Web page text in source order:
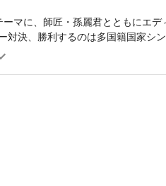
マに、師匠・孫麗君とともにエデ
決、勝利するのは多国籍国家シン